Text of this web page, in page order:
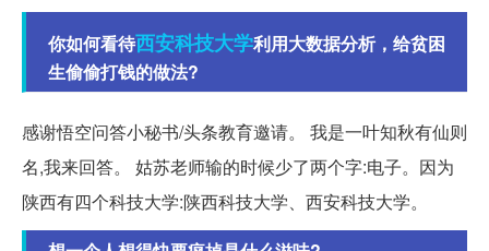
你如何看待西安科技大学利用大数据分析，给贫困
生偷偷打钱的做法?
感谢悟空问答小秘书/头条教育邀请。 我是一叶知秋有仙则
名,我来回答。 姑苏老师输的时候少了两个字:电子。因为
陕西有四个科技大学:陕西科技大学、西安科技大学。